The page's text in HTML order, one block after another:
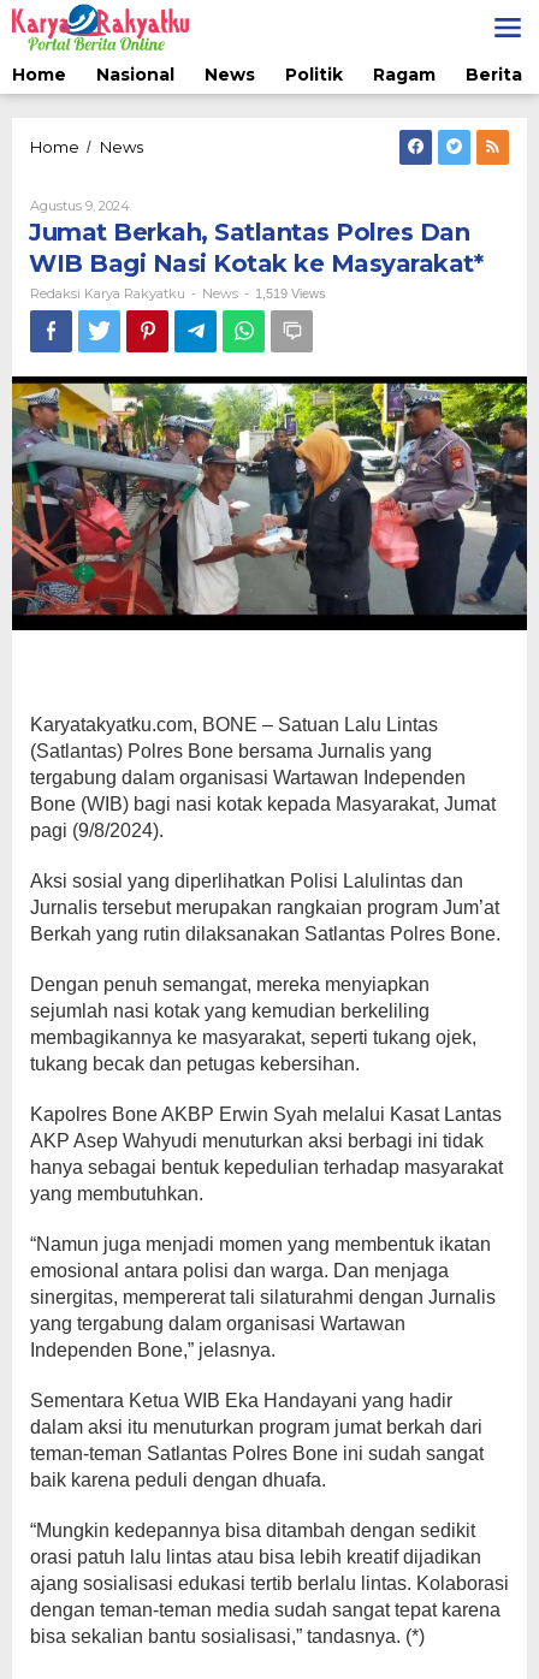
Lewati
ke
konten
Home
Nasional News Politik Ragam Berita
Home / NewsJumat
Dan
WIB
Bagi
Nasi
Kotak
ke
Agustus 9, 2024Oleh
Redaksi
Karya
Rakyatku
Jumat Berkah, Satlantas Polres Dan
WIB Bagi Nasi Kotak ke Masyarakat*
Redaksi Karya Rakyatku - News - 1,519 Views
Karyatakyatku.com, BONE – Satuan Lalu Lintas
(Satlantas) Polres Bone bersama Jurnalis yang
tergabung dalam organisasi Wartawan Independen
Bone (WIB) bagi nasi kotak kepada Masyarakat, Jumat
pagi (9/8/2024).
Aksi sosial yang diperlihatkan Polisi Lalulintas dan
Jurnalis tersebut merupakan rangkaian program Jum’at
Berkah yang rutin dilaksanakan Satlantas Polres Bone.
Dengan penuh semangat, mereka menyiapkan
sejumlah nasi kotak yang kemudian berkeliling
membagikannya ke masyarakat, seperti tukang ojek,
tukang becak dan petugas kebersihan.
Kapolres Bone AKBP Erwin Syah melalui Kasat Lantas
AKP Asep Wahyudi menuturkan aksi berbagi ini tidak
hanya sebagai bentuk kepedulian terhadap masyarakat
yang membutuhkan.
“Namun juga menjadi momen yang membentuk ikatan
emosional antara polisi dan warga. Dan menjaga
sinergitas, mempererat tali silaturahmi dengan Jurnalis
yang tergabung dalam organisasi Wartawan
Independen Bone,” jelasnya.
Sementara Ketua WIB Eka Handayani yang hadir
dalam aksi itu menuturkan program jumat berkah dari
teman-teman Satlantas Polres Bone ini sudah sangat
baik karena peduli dengan dhuafa.
“Mungkin kedepannya bisa ditambah dengan sedikit
orasi patuh lalu lintas atau bisa lebih kreatif dijadikan
ajang sosialisasi edukasi tertib berlalu lintas. Kolaborasi
dengan teman-teman media sudah sangat tepat karena
bisa sekalian bantu sosialisasi,” tandasnya. (*)